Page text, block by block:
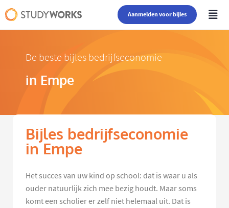
Aanmelden voor bijles
De beste bijles bedrijfseconomie
in Empe
Bijles bedrijfseconomie
in Empe
Het succes van uw kind op school: dat is waar u als
ouder natuurlijk zich mee bezig houdt. Maar soms
komt een scholier er zelf niet helemaal uit. Dat is